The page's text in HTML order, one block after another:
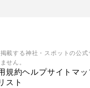
載する神社・スポットの公
せん。
規約ヘルプサイトマ
スト